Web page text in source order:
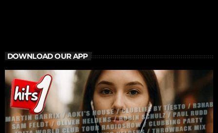
DOWNLOAD OUR APP